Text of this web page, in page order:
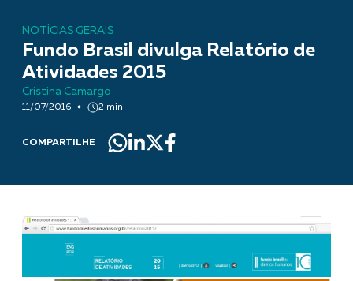
NOTÍCIAS GERAIS
Fundo Brasil divulga Relatório de
Atividades 2015
Cristina Camargo
11/07/2016 2 min
COMPARTILHE